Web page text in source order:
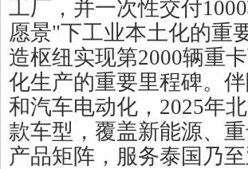
工厂，并一次性交付
愿景"下工业本土化的重
造枢纽实现第2000辆重
化生产的重要里程碑。
和汽车电动化，2025年
款车型，覆盖新能源、
产品矩阵，服务泰国乃至